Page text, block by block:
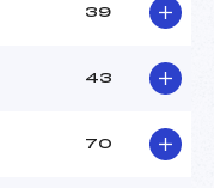
39
43
70